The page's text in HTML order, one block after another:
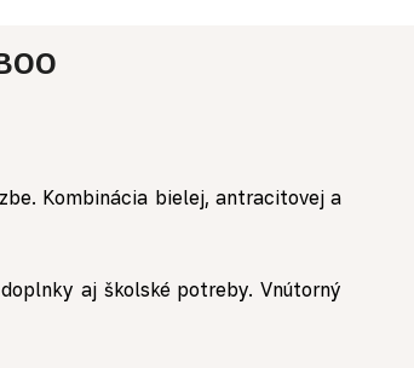
Kombinácia bielej, antracitovej a
aj školské potreby. Vnútorný